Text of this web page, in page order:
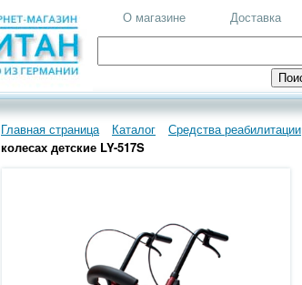
О магазине Доставка
Главная страница Каталог Средства реабилитации
колесах детские LY-517S